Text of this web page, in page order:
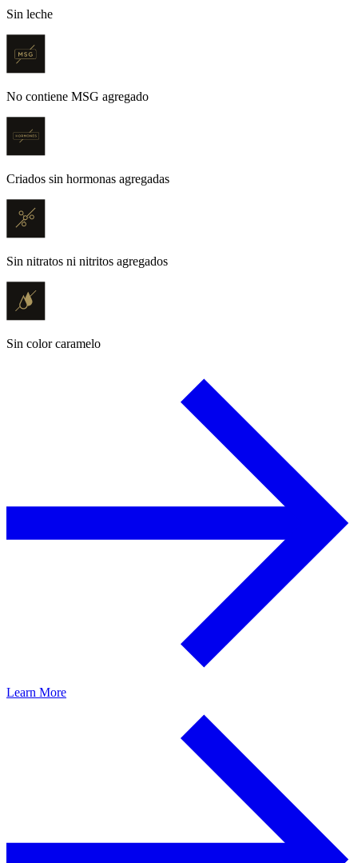
Sin leche
No contiene MSG agregado
Criados sin hormonas agregadas
Sin nitratos ni nitritos agregados
Sin color caramelo
Learn More